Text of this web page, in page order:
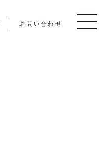
お問い合わせ